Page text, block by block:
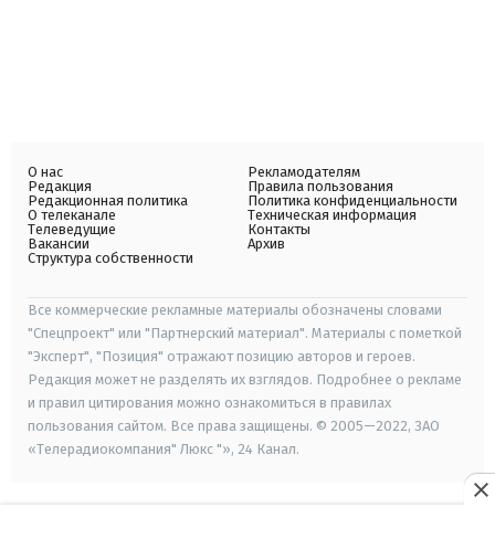
О нас
Редакция
Редакционная политика
О телеканале
Телеведущие
Вакансии
Структура собственности
Рекламодателям
Правила пользования
Политика конфиденциальности
Техническая информация
Контакты
Архив
Все коммерческие рекламные материалы обозначены словами
"Спецпроект" или "Партнерский материал". Материалы с пометкой
"Эксперт", "Позиция" отражают позицию авторов и героев.
Редакция может не разделять их взглядов. Подробнее о рекламе
и правил цитирования можно ознакомиться в правилах
пользования сайтом. Все права защищены. © 2005—2022, ЗАО
«Телерадиокомпания" Люкс "», 24 Канал.